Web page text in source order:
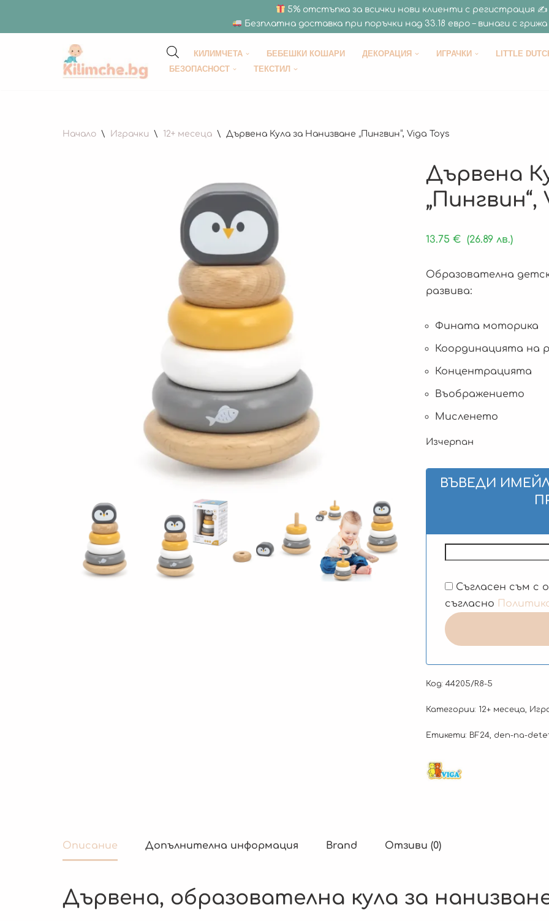
5% отстъпка за всички нови клиенти с регистрация ✍
Безплатна доставка при поръчки над 33.18 евро – винаги с грижа
Продължете
КИЛИМЧЕТА БЕБЕШКИ КОШАРИ ДЕКОРАЦИЯ ИГРАЧКИ
LITTLE
БЕЗОПАСНОСТ
ТЕКСТИЛ
Начало \ Играчки \ 12+ месеца \ Дървена Кула за Нанизване „Пингвин“, Viga Toys
Дървена
„Пингвин“,
13.75 € (26.89 лв.)
Образователна
развива:
Фината моторика
Координацията на
Концентрацията
Въображението
Мисленето
Изчерпан
ВЪВЕДИ
Съгласен съм с
съгласно
Код: 44205/R8-5
Категории: 12+ месеца
Етикети: BF24, den-na-
Описание Допълнителна информация Brand Отзиви (0)
Дървена, образователна кула за